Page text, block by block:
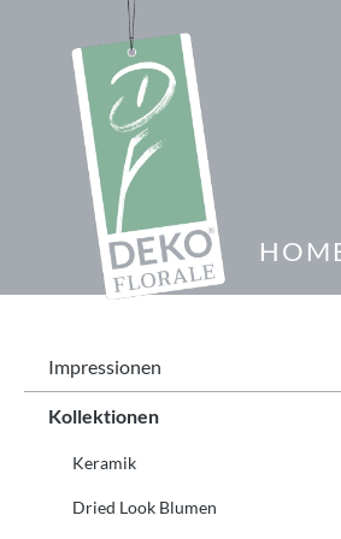
Zur Hauptnavigation
Impressionen
Kollektionen
Keramik
Dried Look Blumen